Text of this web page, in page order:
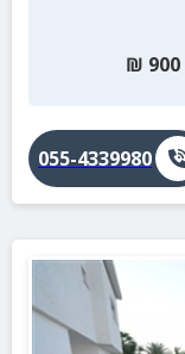
900
₪
055-4339980